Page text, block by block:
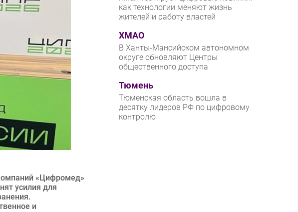
«Цифромед»
усилия для
и
как технологии меняют жизнь
жителей и работу властей
ХМАО
В Ханты-Мансийском автономном
округе обновляют Центры
общественного доступа
Тюмень
Тюменская область вошла в
десятку лидеров РФ по цифровому
контролю